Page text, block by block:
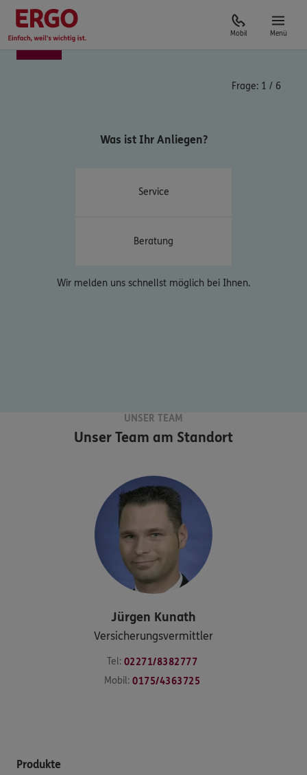
Mobil Menü
Frage: 1 / 6
Was ist Ihr Anliegen?
Service
Beratung
Wir melden uns schnellst möglich bei Ihnen.
UNSER TEAM
Unser Team am Standort
Jürgen Kunath
Versicherungsvermittler
Tel: 02271/8382777
Mobil: 0175/4363725
Produkte